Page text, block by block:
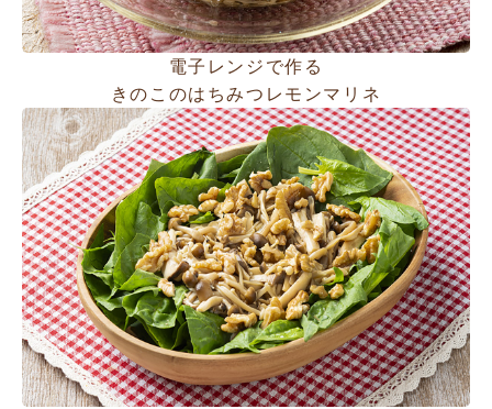
電子レンジで作る
きのこのはちみつレモンマリネ